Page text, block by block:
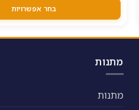
בחר אפשרויות
סוגים.
ניתן
האפשרויות
בעמוד
מתנות
מתנות